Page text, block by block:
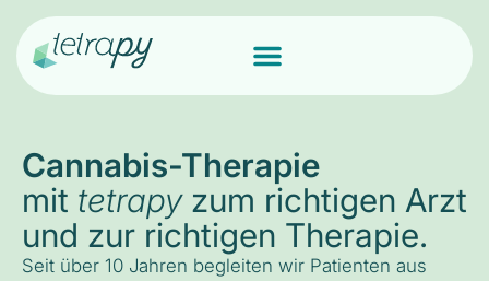
Cannabis-Therapie
mit tetrapyzum richtigen Arzt
und zur richtigen Therapie.
Seit über 10 Jahren begleiten wir Patienten aus